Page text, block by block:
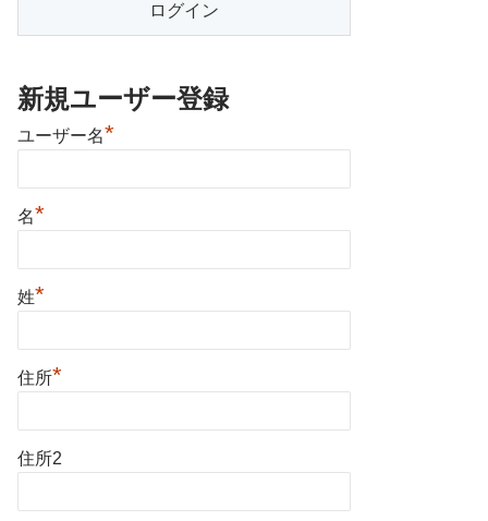
新規ユーザー登録
ユーザー名*
名*
姓*
住所*
住所2